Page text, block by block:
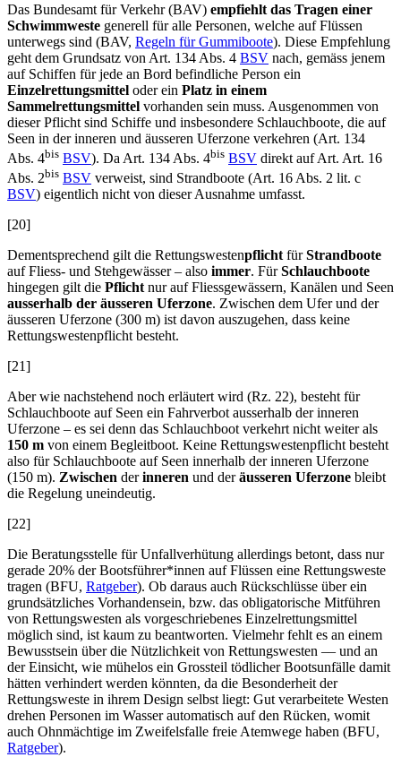
Das Bundesamt für Verkehr (BAV) empfiehlt das Tragen einer
Schwimmweste generell für alle Personen, welche auf Flüssen
unterwegs sind (BAV, Regeln für Gummiboote). Diese Empfehlung
geht dem Grundsatz von Art. 134 Abs. 4 BSV nach, gemäss jenem
auf Schiffen für jede an Bord befindliche Person ein
Einzelrettungsmittel oder ein Platz in einem
Sammelrettungsmittel vorhanden sein muss. Ausgenommen von
dieser Pflicht sind Schiffe und insbesondere Schlauchboote, die auf
Seen in der inneren und äusseren Uferzone verkehren (Art. 134
Abs. 4bis BSV). Da Art. 134 Abs. 4bis BSV direkt auf Art. Art. 16
Abs. 2bis BSV verweist, sind Strandboote (Art. 16 Abs. 2 lit. c
BSV) eigentlich nicht von dieser Ausnahme umfasst.
[20]
Dementsprechend gilt die RettungswestenpflichtfürStrandboote
auf Fliess- und Stehgewässer – also immer. FürSchlauchboote
hingegen gilt die Pflichtnur auf Fliessgewässern, Kanälen und Seen
ausserhalb der äusseren Uferzone. Zwischen dem Ufer und der
äusseren Uferzone (300 m) ist davon auszugehen, dass keine
Rettungswestenpflicht besteht.
[21]
Aber wie nachstehend noch erläutert wird (Rz. 22), besteht für
Schlauchboote auf Seen ein Fahrverbot ausserhalb der inneren
Uferzone – es sei denn das Schlauchboot verkehrt nicht weiter als
150 m von einem Begleitboot. Keine Rettungswestenpflicht besteht
also für Schlauchboote auf Seen innerhalb der inneren Uferzone
(150 m). Zwischen derinneren und deräusseren Uferzone bleibt
die Regelung uneindeutig.
[22]
Die Beratungsstelle für Unfallverhütung allerdings betont, dass nur
gerade 20% der Bootsführer*innen auf Flüssen eine Rettungsweste
tragen (BFU, Ratgeber). Ob daraus auch Rückschlüsse über ein
grundsätzliches Vorhandensein, bzw. das obligatorische Mitführen
von Rettungswesten als vorgeschriebenes Einzelrettungsmittel
möglich sind, ist kaum zu beantworten. Vielmehr fehlt es an einem
Bewusstsein über die Nützlichkeit von Rettungswesten –– und an
der Einsicht, wie mühelos ein Grossteil tödlicher Bootsunfälle damit
hätten verhindert werden könnten, da die Besonderheit der
Rettungsweste in ihrem Design selbst liegt: Gut verarbeitete Westen
drehen Personen im Wasser automatisch auf den Rücken, womit
auch Ohnmächtige im Zweifelsfalle freie Atemwege haben (BFU,
Ratgeber).